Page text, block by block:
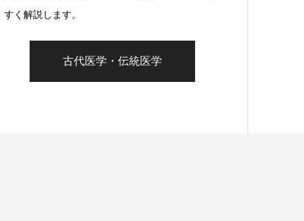
すく解説します。
古代医学・伝統医学